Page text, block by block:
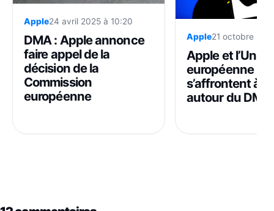
Apple24 avril 2025 à 10:20
DMA : Apple annonce
faire appel de la
décision de la
Commission
européenne
Apple21 octobre
Apple et l’Union
européenne
s’affrontent à
autour du DMA